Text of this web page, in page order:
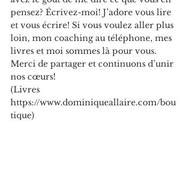
pensez? Écrivez-moi! J’adore vous lire
et vous écrire! Si vous voulez aller plus
loin, mon coaching au téléphone, mes
livres et moi sommes là pour vous.
Merci de partager et continuons d’unir
nos cœurs!
(Livres
https://www.dominiqueallaire.com/bou
tique)